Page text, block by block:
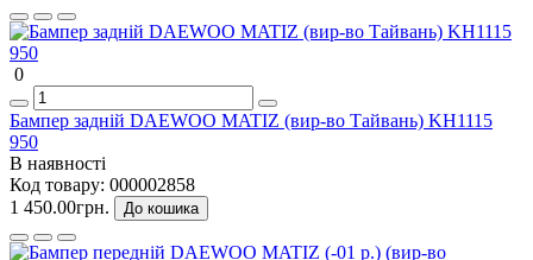
0
Бампер задній DAEWOO MATIZ (вир-во Тайвань) KH1115
950
В наявності
Код товару: 000002858
1 450.00грн.
До кошика